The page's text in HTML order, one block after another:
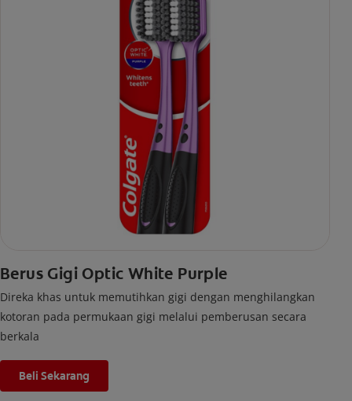
Berus Gigi Optic White Purple
Direka khas untuk memutihkan gigi dengan menghilangkan
kotoran pada permukaan gigi melalui pemberusan secara
berkala
Beli Sekarang